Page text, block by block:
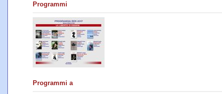
Programmi
Programmi a